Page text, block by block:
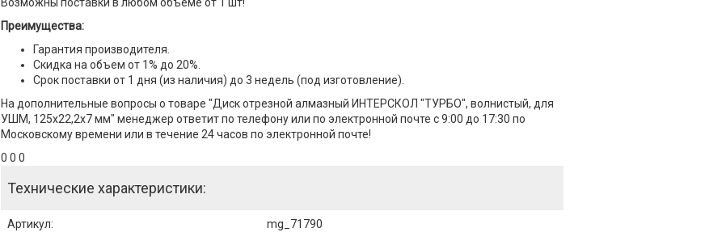
Преимущества:
Гарантия производителя.
Скидка на объем от 1% до 20%.
Срок поставки от 1 дня (из наличия) до 3 недель (под изготовление).
На дополнительные вопросы о товаре "Диск отрезной алмазный ИНТЕРСКОЛ "ТУРБО", волнистый, для
УШМ, 125х22,2х7 мм" менеджер ответит по телефону или по электронной почте с 9:00 до 17:30 по
Московскому времени или в течение 24 часов по электронной почте!
0 0 0
Технические характеристики:
Артикул: mg_71790